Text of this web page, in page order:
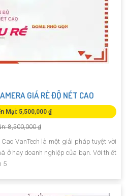
GIÁ RẺ ĐỘ NÉT CAO
Mại: 5,500,000 ₫
8,500,000 ₫
VanTech là một giải pháp tuyệt vời
ở hay doanh nghiệp của bạn. Với thiết
5